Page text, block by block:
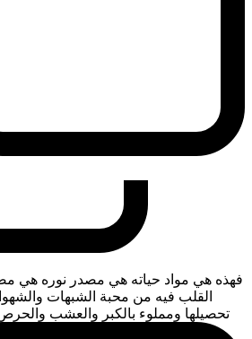
فهذه هي مواد حياته هي مصدر نوره هي
القلب فيه من محبة الشبهات
تحصيلها ومملوء بالكبر والعشب والحرص